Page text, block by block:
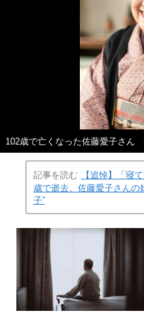
102歳で亡くなった佐藤愛子さん
記事を読む
【追悼】「寝
歳で逝去、佐藤愛子さんの
子”